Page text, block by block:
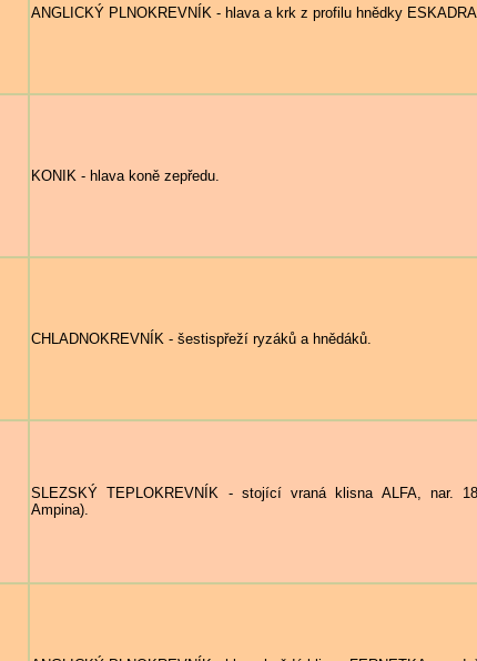
ANGLICKÝ PLNOKREVNÍK - hlava a krk z profilu hnědky
KONIK - hlava koně zepředu.
CHLADNOKREVNÍK - šestispřeží ryzáků a hnědáků.
SLEZSKÝ TEPLOKREVNÍK - stojící vraná klisna ALFA, nar.
Ampina).